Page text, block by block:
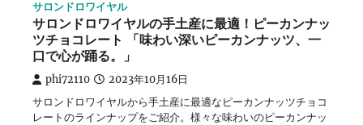
サロンドロワイヤル
サロンドロワイヤルの手土産に最適！ピーカンナッ
ツチョコレート 「味わい深いピーカンナッツ、一
口で心が踊る。」
phi72110 2023年10月16日
サロンドロワイヤルから手土産に最適なピーカンナッツチョコ
レートのラインナップをご紹介。様々な味わいのピーカンナッ